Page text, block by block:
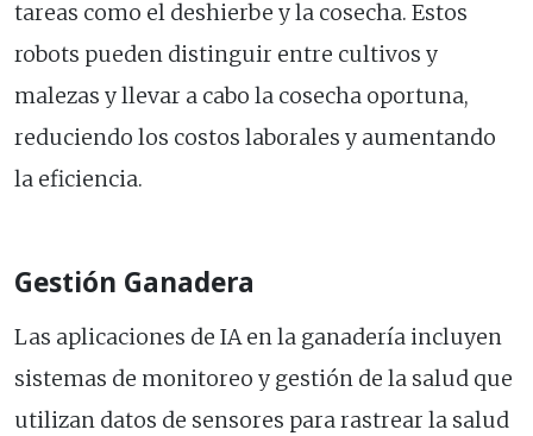
tareas como el deshierbe y la cosecha. Estos
robots pueden distinguir entre cultivos y
malezas y llevar a cabo la cosecha oportuna,
reduciendo los costos laborales y aumentando
la eficiencia.
Gestión Ganadera
Las aplicaciones de IA en la ganadería incluyen
sistemas de monitoreo y gestión de la salud que
utilizan datos de sensores para rastrear la salud